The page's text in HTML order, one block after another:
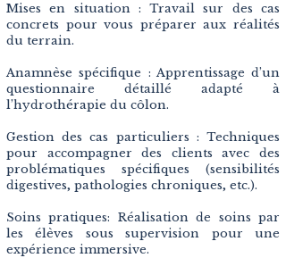
Mises en situation : Travail sur des cas
concrets pour vous préparer aux réalités
du terrain.
Anamnèse spécifique : Apprentissage d’un
questionnaire détaillé adapté à
l’hydrothérapie du côlon.
Gestion des cas particuliers : Techniques
pour accompagner des clients avec des
problématiques spécifiques (sensibilités
digestives, pathologies chroniques, etc.).
Soins pratiques: Réalisation de soins par
les élèves sous supervision pour une
expérience immersive.